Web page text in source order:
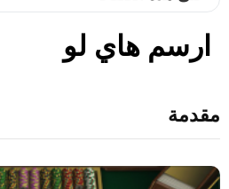
ارسم هاي لو
مقدمة